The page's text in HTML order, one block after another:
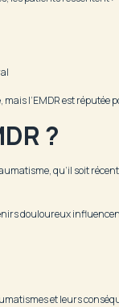
l’EMDR est réputée
?
qu’il soit
douloureux
et leurs